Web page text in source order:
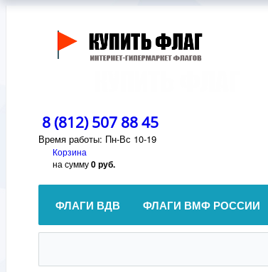
8 (812) 507 88 45
Время работы: Пн-Вс 10-19
Корзина
на сумму0 руб.
ФЛАГИ ВДВ ФЛАГИ ВМФ РОССИИ